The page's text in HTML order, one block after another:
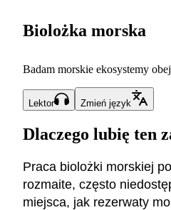
Biolożka morska
Badam morskie ekosystemy
Lektor Zmień język
Dlaczego lubię ten
Praca biolożki morskiej
rozmaite, często
miejsca, jak rezerwaty